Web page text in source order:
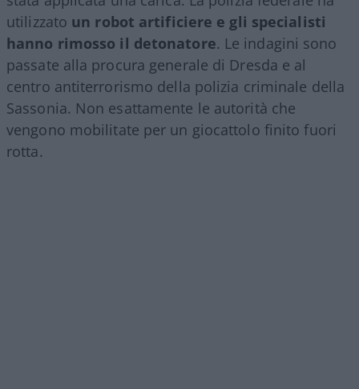
utilizzato un robot artificiere e gli specialisti
hanno rimosso il detonatore. Le indagini sono
passate alla procura generale di Dresda e al
centro antiterrorismo della polizia criminale della
Sassonia. Non esattamente le autorità che
vengono mobilitate per un giocattolo finito fuori
rotta.